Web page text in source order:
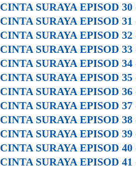
SURAYA EPISOD 30
SURAYA EPISOD 31
SURAYA EPISOD 32
SURAYA EPISOD 33
SURAYA EPISOD 34
SURAYA EPISOD 35
SURAYA EPISOD 36
SURAYA EPISOD 37
SURAYA EPISOD 38
SURAYA EPISOD 39
SURAYA EPISOD 40
SURAYA EPISOD 41